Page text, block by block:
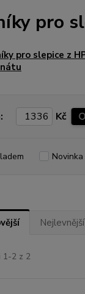
pro
pro slepice z
Kč
Novinka
Nejlevnější
1-2 z 2